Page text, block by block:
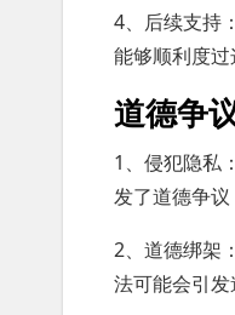
4、后续支持
能够顺利度过
道德争
1、侵犯隐私
发了道德争议
2、道德绑架
法可能会引发